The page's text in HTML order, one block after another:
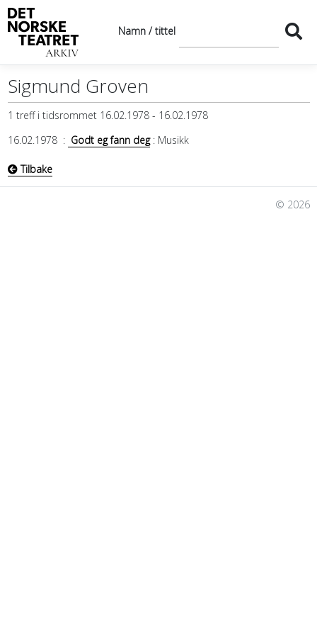
Namn / tittel
Sigmund Groven
1 treff i tidsrommet 16.02.1978 - 16.02.1978
16.02.1978: Godt eg fann deg: Musikk
Tilbake
© 2026